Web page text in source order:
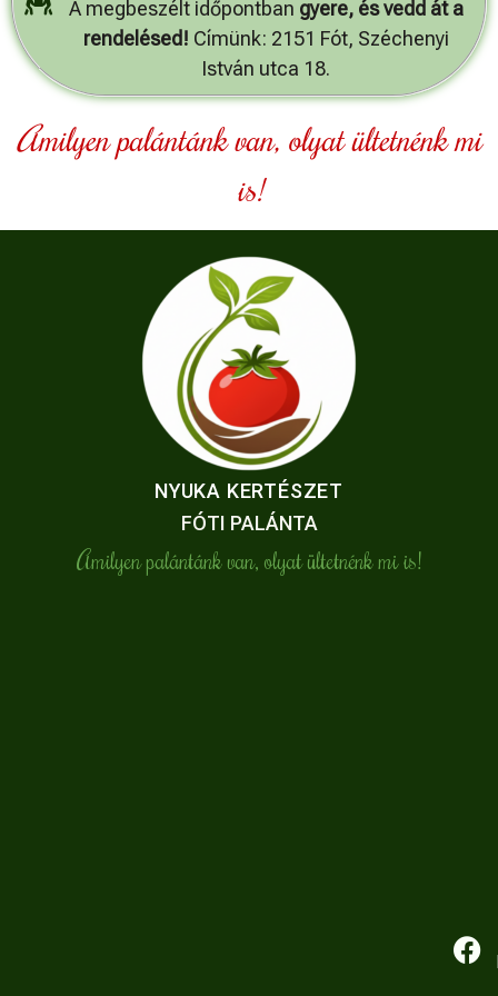
A megbeszélt időpontban gyere, és vedd át a
rendelésed! Címünk: 2151 Fót, Széchenyi
István utca 18.
Amilyen palántánk van, olyat ültetnénk mi
is!
NYUKA KERTÉSZET
FÓTI PALÁNTA
Amilyen palántánk van, olyat ültetnénk mi is!